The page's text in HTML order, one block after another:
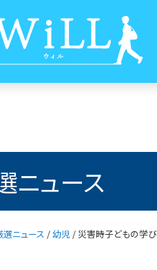
ニュース
選ニュース /幼児 / 災害時子どもの学